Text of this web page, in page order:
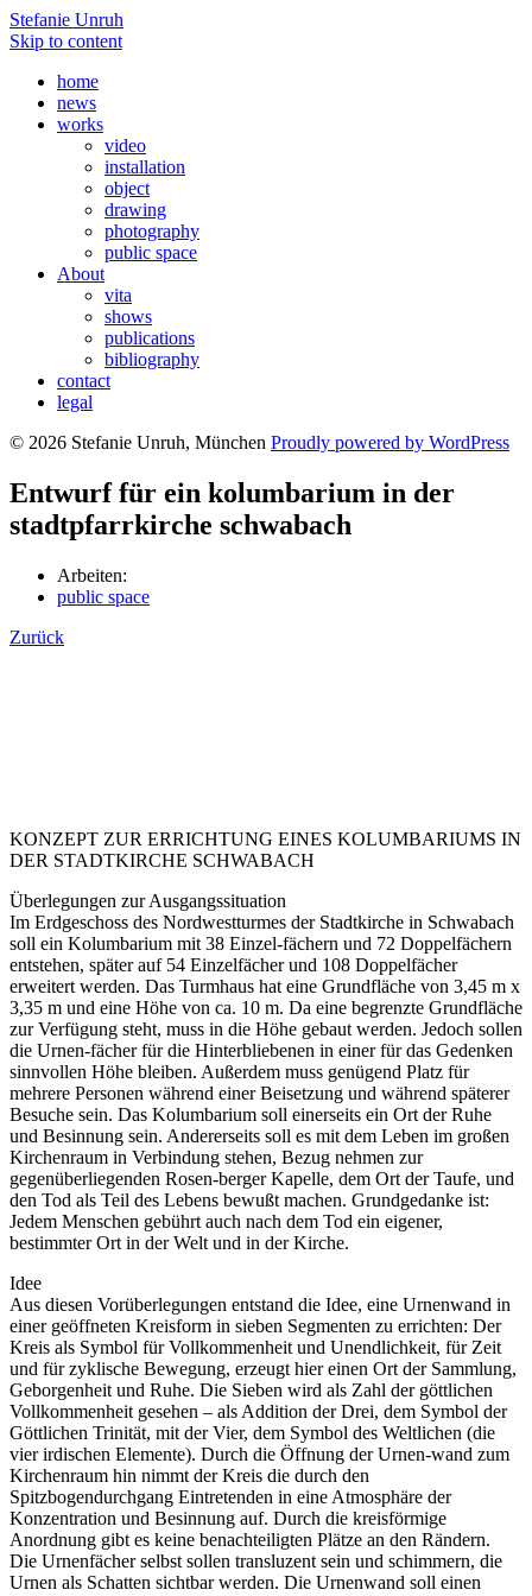
Stefanie Unruh
Skip to content
home
news
works
video
installation
object
drawing
photography
public space
About
vita
shows
publications
bibliography
contact
legal
© 2026 Stefanie Unruh, München Proudly powered by WordPress
Entwurf für ein kolumbarium in der
stadtpfarrkirche schwabach
Arbeiten:
public space
Zurück
KONZEPT ZUR ERRICHTUNG EINES KOLUMBARIUMS IN
DER STADTKIRCHE SCHWABACH
Überlegungen zur Ausgangssituation
Im Erdgeschoss des Nordwestturmes der Stadtkirche in Schwabach
soll ein Kolumbarium mit 38 Einzel-fächern und 72 Doppelfächern
entstehen, später auf 54 Einzelfächer und 108 Doppelfächer
erweitert werden. Das Turmhaus hat eine Grundfläche von 3,45 m x
3,35 m und eine Höhe von ca. 10 m. Da eine begrenzte Grundfläche
zur Verfügung steht, muss in die Höhe gebaut werden. Jedoch sollen
die Urnen-fächer für die Hinterbliebenen in einer für das Gedenken
sinnvollen Höhe bleiben. Außerdem muss genügend Platz für
mehrere Personen während einer Beisetzung und während späterer
Besuche sein. Das Kolumbarium soll einerseits ein Ort der Ruhe
und Besinnung sein. Andererseits soll es mit dem Leben im großen
Kirchenraum in Verbindung stehen, Bezug nehmen zur
gegenüberliegenden Rosen-berger Kapelle, dem Ort der Taufe, und
den Tod als Teil des Lebens bewußt machen. Grundgedanke ist:
Jedem Menschen gebührt auch nach dem Tod ein eigener,
bestimmter Ort in der Welt und in der Kirche.
Idee
Aus diesen Vorüberlegungen entstand die Idee, eine Urnenwand in
einer geöffneten Kreisform in sieben Segmenten zu errichten: Der
Kreis als Symbol für Vollkommenheit und Unendlichkeit, für Zeit
und für zyklische Bewegung, erzeugt hier einen Ort der Sammlung,
Geborgenheit und Ruhe. Die Sieben wird als Zahl der göttlichen
Vollkommenheit gesehen – als Addition der Drei, dem Symbol der
Göttlichen Trinität, mit der Vier, dem Symbol des Weltlichen (die
vier irdischen Elemente). Durch die Öffnung der Urnen-wand zum
Kirchenraum hin nimmt der Kreis die durch den
Spitzbogendurchgang Eintretenden in eine Atmosphäre der
Konzentration und Besinnung auf. Durch die kreisförmige
Anordnung gibt es keine benachteiligten Plätze an den Rändern.
Die Urnenfächer selbst sollen transluzent sein und schimmern, die
Urnen als Schatten sichtbar werden. Die Urnenwand soll einen